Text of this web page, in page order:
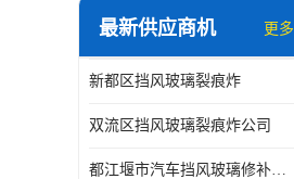
最新供应商机 更多
新都区挡风玻璃裂痕炸
双流区挡风玻璃裂痕炸公司
都江堰市汽车挡风玻璃修补凹陷修复